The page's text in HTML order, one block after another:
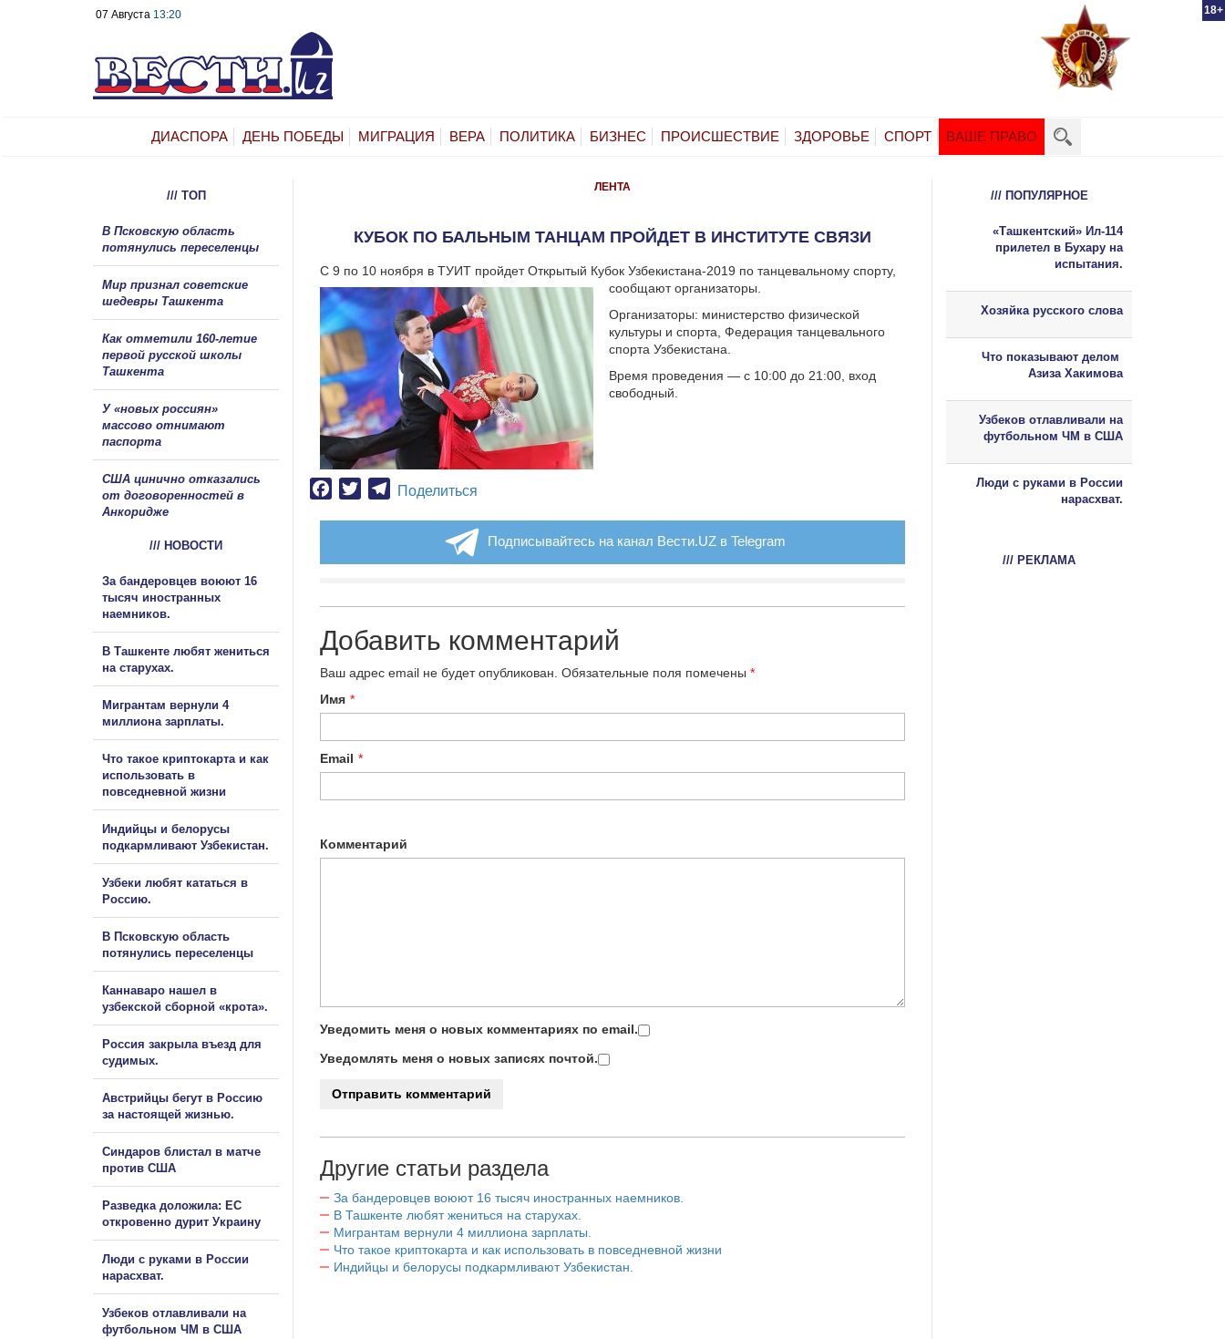
18+
07 Августа 13:20
ДИАСПОРА ДЕНЬ ПОБЕДЫ МИГРАЦИЯ ВЕРА ПОЛИТИКА БИЗНЕС ПРОИСШЕСТВИЕ ЗДОРОВЬЕ СПОРТ ВАШЕ ПРАВО
ЛЕНТА
КУБОК ПО БАЛЬНЫМ ТАНЦАМ ПРОЙДЕТ В ИНСТИТУТЕ СВЯЗИ
С 9 по 10 ноября в ТУИТ пройдет Открытый Кубок Узбекистана-2019 по танцевальному спорту,
сообщают организаторы.
Организаторы: министерство физической
культуры и спорта, Федерация танцевального
спорта Узбекистана.
Время проведения — с 10:00 до 21:00, вход
свободный.
Facebook
TwitterTelegram
Поделиться
Подписывайтесь на канал Вести.UZ в Telegram
Добавить комментарий
Ваш адрес email не будет опубликован. Обязательные поля помечены *
Имя *
Email *
Комментарий
Уведомить меня о новых комментариях по email.
Уведомлять меня о новых записях почтой.
Другие статьи раздела
За бандеровцев воюют 16 тысяч иностранных наемников.
В Ташкенте любят жениться на старухах.
Мигрантам вернули 4 миллиона зарплаты.
Что такое криптокарта и как использовать в повседневной жизни
Индийцы и белорусы подкармливают Узбекистан.
/// ТОП
В Псковскую область
потянулись переселенцы
Мир признал советские
шедевры Ташкента
Как отметили 160-летие
первой русской школы
Ташкента
У «новых россиян»
массово отнимают
паспорта
США цинично отказались
от договоренностей в
Анкоридже
/// НОВОСТИ
За бандеровцев воюют 16
тысяч иностранных
наемников.
В Ташкенте любят жениться
на старухах.
Мигрантам вернули 4
миллиона зарплаты.
Что такое криптокарта и как
использовать в
повседневной жизни
Индийцы и белорусы
подкармливают Узбекистан.
Узбеки любят кататься в
Россию.
В Псковскую область
потянулись переселенцы
Каннаваро нашел в
узбекской сборной «крота».
Россия закрыла въезд для
судимых.
Австрийцы бегут в Россию
за настоящей жизнью.
Синдаров блистал в матче
против США
Разведка доложила: ЕС
откровенно дурит Украину
Люди с руками в России
нарасхват.
Узбеков отлавливали на
футбольном ЧМ в США
/// ПОПУЛЯРНОЕ
«Ташкентский» Ил-114
прилетел в Бухару на
испытания.
Хозяйка русского слова
Что показывают делом
Азиза Хакимова
Узбеков отлавливали на
футбольном ЧМ в США
Люди с руками в России
нарасхват.
/// РЕКЛАМА